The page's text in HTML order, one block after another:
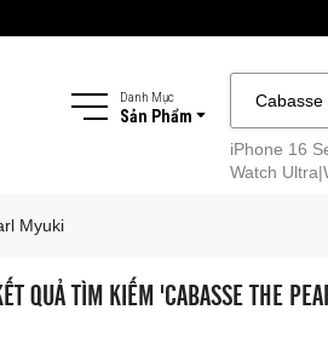
Danh Mục
Sản Phẩm
iPhone 16
Watch
Myuki
QUẢ TÌM KIẾM 'CABASSE THE